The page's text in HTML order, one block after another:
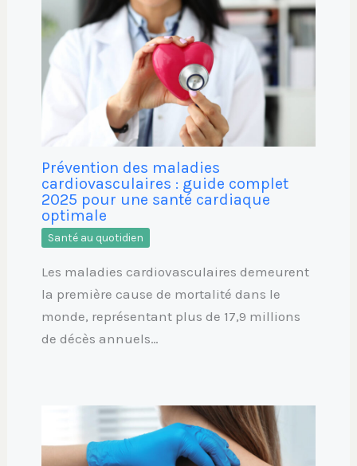
Prévention des maladies
cardiovasculaires : guide complet
2025 pour une santé cardiaque
optimale
Santé au quotidien
Les maladies cardiovasculaires demeurent
la première cause de mortalité dans le
monde, représentant plus de 17,9 millions
de décès annuels…